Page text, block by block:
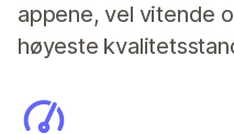
appene, vel vitende
høyeste